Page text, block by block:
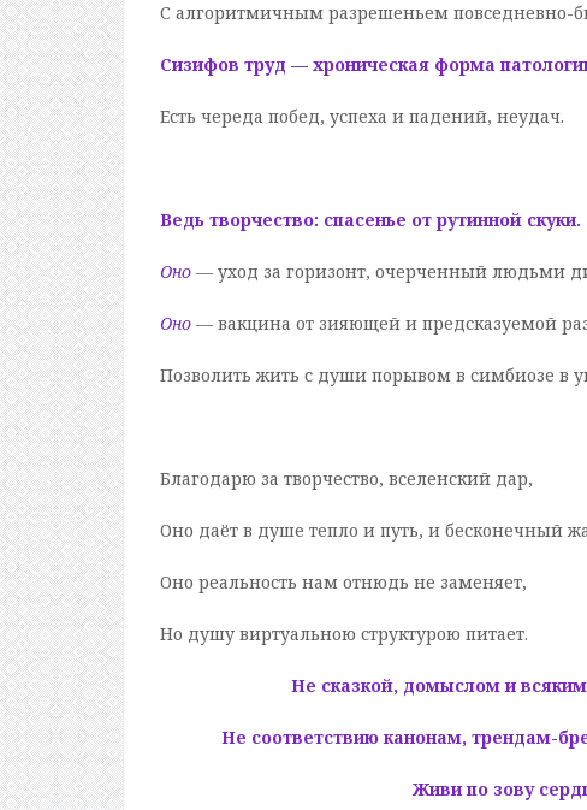
С алгоритмичным разрешеньем повседневно-
Сизифов труд — хроническая форма
Есть череда побед, успеха и падений, неудач.
Ведь творчество: спасенье от рутинной скуки.
Оно — уход за горизонт, очерченный людьми
Оно — вакцина от зияющей и предсказуемой
Позволить жить с души порывом в симбиозе в
Благодарю за творчество, вселенский дар,
Оно даёт в душе тепло и путь, и бесконечный
Оно реальность нам отнюдь не заменяет,
Но душу виртуальною структурою питает.
Не сказкой, домыслом и
Не соответствию канонам, трендам-
Живи по зову